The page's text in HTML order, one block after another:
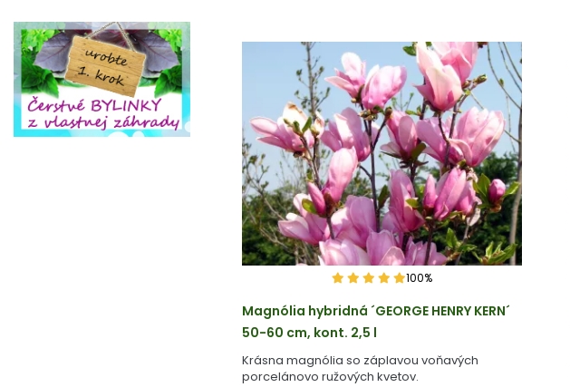
100%
Magnólia hybridná ´GEORGE HENRY KERN´
50-60 cm, kont. 2,5 l
Krásna magnólia so záplavou voňavých
porcelánovo ružových kvetov.